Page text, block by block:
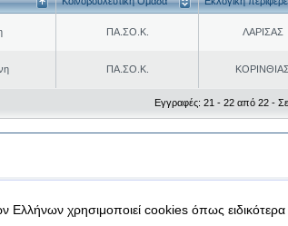
ΠΑ.ΣΟ.Κ. ΛΑΡΙΣΑΣ
ΠΑ.ΣΟ.Κ. ΚΟΡΙΝΘΙΑΣ
Εγγραφές: 21 - 22 από 22 -
Ελλήνων χρησιμοποιεί cookies όπως ειδικότερα